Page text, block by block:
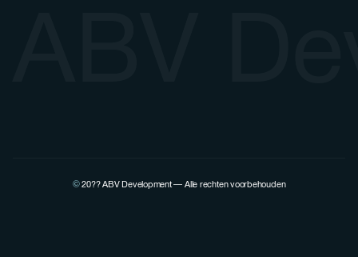
© 20??ABV Development — Alle rechten voorbehouden